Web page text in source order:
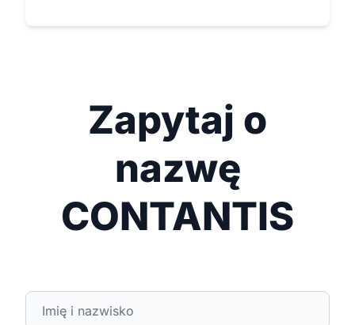
Zapytaj o
nazwę
CONTANTIS